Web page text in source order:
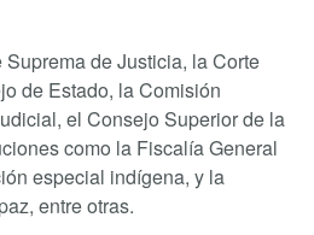
de Justicia, la Corte
de Estado, la Comisión
el Consejo Superior de la
como la Fiscalía General
especial indígena, y la
entre otras.